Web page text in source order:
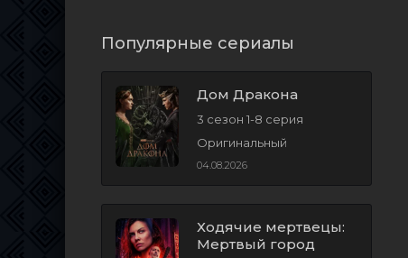
Популярные сериалы
Дом Дракона
3 сезон 1-8 серия
Оригинальный
04.08.2026
Ходячие мертвецы:
Мертвый город